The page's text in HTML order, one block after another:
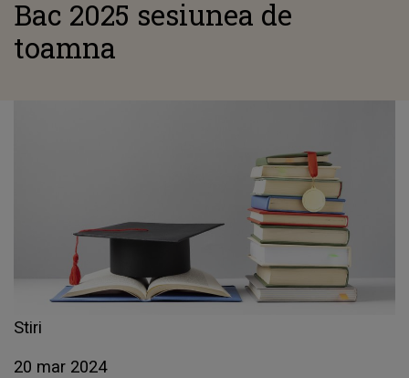
Bac 2025 sesiunea de
toamna
Stiri
20 mar 2024